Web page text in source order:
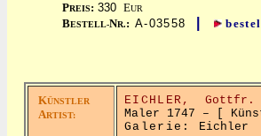
PREIS: 330 EUR
BESTELL-NR.: A-03558 |
KÜNSTLER
ARTIST:
EICHLER,
Gottfr.
Maler 1747 – [
Galerie: Eichler